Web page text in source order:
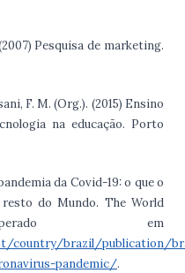
Pesquisa de marketing.
F. M. (Org.). (2015) Ensino
na educação. Porto
da Covid-19: o que o
do Mundo. The World
em
country/brazil/publication/
pandemic/.